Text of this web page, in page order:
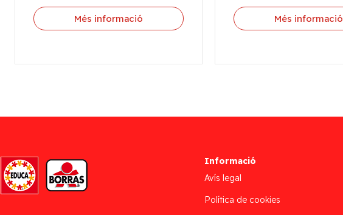
Més informació Més informació
Informació
Avís legal
Política de cookies